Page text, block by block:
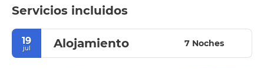
Servicios incluidos
19
jul Alojamiento 7 Noches